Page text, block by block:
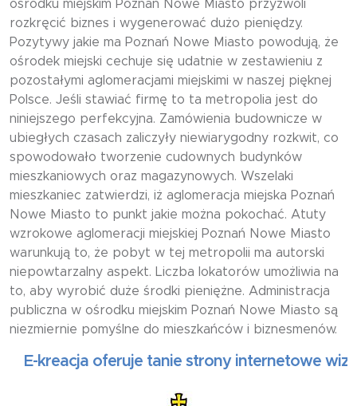
ośrodku miejskim Poznań Nowe Miasto przyzwoli
rozkręcić biznes i wygenerować dużo pieniędzy.
Pozytywy jakie ma Poznań Nowe Miasto powodują, że
ośrodek miejski cechuje się udatnie w zestawieniu z
pozostałymi aglomeracjami miejskimi w naszej pięknej
Polsce. Jeśli stawiać firmę to ta metropolia jest do
niniejszego perfekcyjna. Zamówienia budownicze w
ubiegłych czasach zaliczyły niewiarygodny rozkwit, co
spowodowało tworzenie cudownych budynków
mieszkaniowych oraz magazynowych. Wszelaki
mieszkaniec zatwierdzi, iż aglomeracja miejska Poznań
Nowe Miasto to punkt jakie można pokochać. Atuty
wzrokowe aglomeracji miejskiej Poznań Nowe Miasto
warunkują to, że pobyt w tej metropolii ma autorski
niepowtarzalny aspekt. Liczba lokatorów umożliwia na
to, aby wyrobić duże środki pieniężne. Administracja
publiczna w ośrodku miejskim Poznań Nowe Miasto są
niezmiernie pomyślne do mieszkańców i biznesmenów.
oferuje tanie strony internetowe